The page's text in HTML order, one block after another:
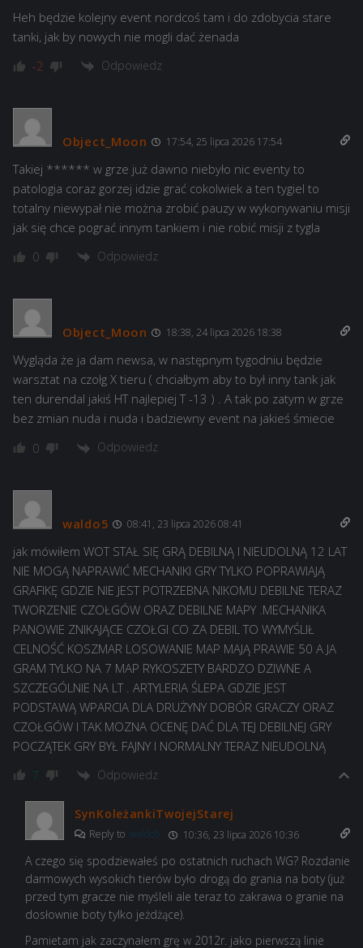
Heh będzie kolejny event nordcoś tam i do zdobycia stare
tanki, jak by nowych nie mogli dać żenada
-2 Odpowiedz
Object_Moon 17:54, 25 lipca 2026 17:54
Takiej ****** w grze już dawno niebyło nic eventy to
patologia coraz gorzej idzie grać cokolwiek a ten tygiel to
totalny niewypał nie można zrobić pauzy w wykonywaniu misji
jak się chce pograć innym tankiem i nie robić misji z tygla
0 Odpowiedz
Object_Moon 18:38, 24 lipca 2026 18:38
Wygląda że ja dam newsa, w następnym tygodniu będzie
warsztat na czołg X tieru ( chciałbym aby to był inny tank jak
ten durendal jakiś HT najlepiej T -13 ) . A tak po zatym w grze
bez zmian nuda i nuda i badziewny event na jakieś śmiecie
0 Odpowiedz
waldo5 08:41, 23 lipca 2026 08:41
jak mówiłem WOT STAŁ SIĘ GRĄ DEBILNĄ I NIEUDOLNĄ 12 LAT
NIE MOGĄ NAPRAWIĆ MECHANIKI GRY TYLKO POPRAWIAJĄ
GRAFIKĘ GDZIE NIE JEST POTRZEBNA NIKOMU DEBILNE TERAZ
TWORZENIE CZOŁGÓW ORAZ DEBILNE MAPY .MECHANIKA
PANOWIE ZNIKAJĄCE CZOŁGI CO ZA DEBIL TO WYMYŚLIŁ
CELNOŚĆ KOSZMAR LOSOWANIE MAP MAJĄ PRAWIE 50 A JA
GRAM TYLKO NA 7 MAP RYKOSZETY BARDZO DZIWNE A
SZCZEGÓLNIE NA LT . ARTYLERIA ŚLEPA GDZIE JEST
PODSTAWĄ WPARCIA DLA DRUŻYNY DOBÓR GRACZY ORAZ
CZOŁGÓW I TAK MOZNA OCENĘ DAĆ DLA TEJ DEBILNEJ GRY
POCZĄTEK GRY BYŁ FAJNY I NORMALNY TERAZ NIEUDOLNĄ
7 Odpowiedz
SynKoleżankiTwojejStarej
Reply to waldo5 10:36, 23 lipca 2026 10:36
A czego się spodziewałeś po ostatnich ruchach WG? Rozdanie
darmowych wysokich tierów było drogą do grania na boty (już
przed tym gracze nie myśleli ale teraz to zakrawa o granie na
dosłownie boty tylko jeżdżące).
Pamietam jak zaczynałem grę w 2012r. jako pierwszą linie